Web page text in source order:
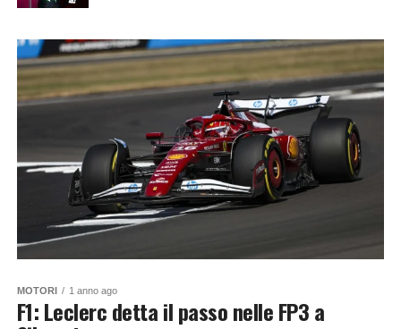
MOTORI 1 anno ago
F1: Leclerc detta il passo nelle FP3 a